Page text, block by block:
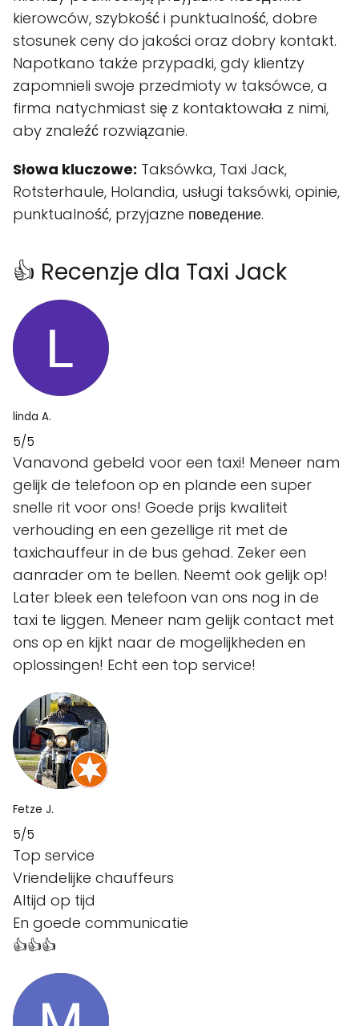
kierowców, szybkość i punktualność, dobre
stosunek ceny do jakości oraz dobry kontakt.
Napotkano także przypadki, gdy klientzy
zapomnieli swoje przedmioty w taksówce, a
firma natychmiast się z kontaktowała z nimi,
aby znaleźć rozwiązanie.
Słowa kluczowe: Taksówka, Taxi Jack,
Rotsterhaule, Holandia, usługi taksówki, opinie,
punktualność, przyjazne поведение.
👍 Recenzje dla Taxi Jack
linda A.
5/5
Vanavond gebeld voor een taxi! Meneer nam
gelijk de telefoon op en plande een super
snelle rit voor ons! Goede prijs kwaliteit
verhouding en een gezellige rit met de
taxichauffeur in de bus gehad. Zeker een
aanrader om te bellen. Neemt ook gelijk op!
Later bleek een telefoon van ons nog in de
taxi te liggen. Meneer nam gelijk contact met
ons op en kijkt naar de mogelijkheden en
oplossingen! Echt een top service!
Fetze J.
5/5
Top service
Vriendelijke chauffeurs
Altijd op tijd
En goede communicatie
👍👍👍